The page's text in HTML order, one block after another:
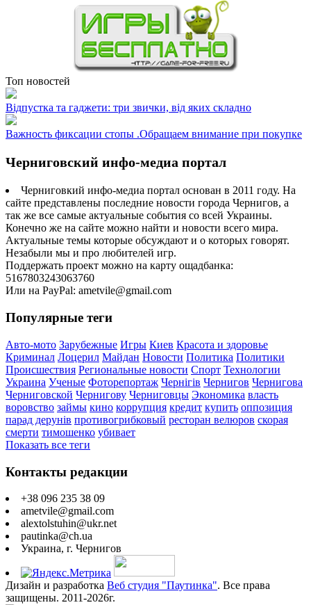
Топ новостей
Відпустка та гаджети: три звички, від яких складно
Важность фиксации стопы .Обращаем внимание при покупке
Черниговский инфо-медиа портал
Черниговкий инфо-медиа портал основан в 2011 году. На
сайте представлены последние новости города Чернигов, а
так же все самые актуальные события со всей Украины.
Конечно же на сайте можно найти и новости всего мира.
Актуальные темы которые обсуждают и о которых говорят.
Незабыли мы и про любителей игр.
Поддержать проект можно на карту ощадбанка:
5167803243063760
Или на PayPal: ametvile@gmail.com
Популярные теги
Авто-мото Зарубежные Игры Киев Красота и здоровье
Криминал Лоцерил Майдан Новости Политика Политики
Происшествия Региональные новости Спорт Технологии
Украина Ученые Фоторепортаж Чернігів Чернигов Чернигова
Черниговской Чернигову Черниговцы Экономика власть
воровство займы кино коррупция кредит купить оппозиция
парад дерунів противогрибковый ресторан велюров скорая
смерти тимошенко убивает
Показать все теги
Контакты редакции
+38 096 235 38 09
ametvile@gmail.com
alextolstuhin@ukr.net
pautinka@ch.ua
Украина, г. Чернигов
Дизайн и разработка Веб студия "Паутинка". Все права
защищены. 2011-2026г.